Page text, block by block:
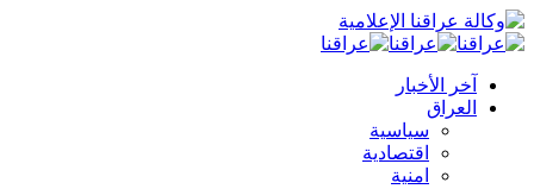
آخر الأخبار
العراق
سياسية
اقتصادية
امنية